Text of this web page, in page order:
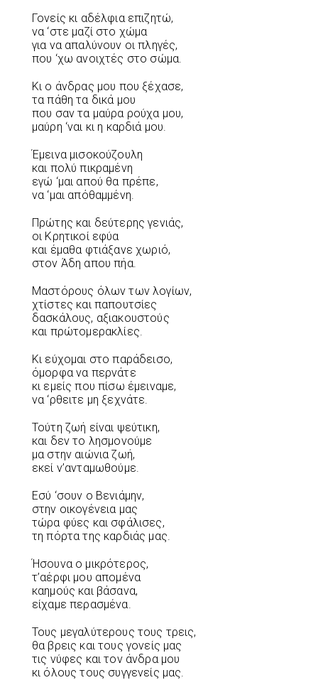
Γονείς κι αδέλφια επιζητώ,
να ‘στε μαζί στο χώμα
για να απαλύνουν οι πληγές,
που ‘χω ανοιχτές στο σώμα.
Κι ο άνδρας μου που ξέχασε,
τα πάθη τα δικά μου
που σαν τα μαύρα ρούχα μου,
μαύρη ‘ναι κι η καρδιά μου.
Έμεινα μισοκούζουλη
και πολύ πικραμένη
εγώ ‘μαι απού θα πρέπε,
να ‘μαι απόθαμμένη.
Πρώτης και δεύτερης γενιάς,
οι Κρητικοί εφύα
και έμαθα φτιάξανε χωριό,
στον Άδη απου πήα.
Μαστόρους όλων των λογίων,
χτίστες και παπουτσίες
δασκάλους, αξιακουστούς
και πρώτομερακλίες.
Κι εύχομαι στο παράδεισο,
όμορφα να περνάτε
κι εμείς που πίσω έμειναμε,
να ‘ρθειτε μη ξεχνάτε.
Τούτη ζωή είναι ψεύτικη,
και δεν το λησμονούμε
μα στην αιώνια ζωή,
εκεί ν’ανταμωθούμε.
Εσύ ‘σουν ο Βενιάμην,
στην οικογένεια μας
τώρα φύες και σφάλισες,
τη πόρτα της καρδιάς μας.
Ήσουνα ο μικρότερος,
τ’αέρφι μου απομένα
καημούς και βάσανα,
είχαμε περασμένα.
Τους μεγαλύτερους τους τρεις,
θα βρεις και τους γονείς μας
τις νύφες και τον άνδρα μου
κι όλους τους συγγενείς μας.